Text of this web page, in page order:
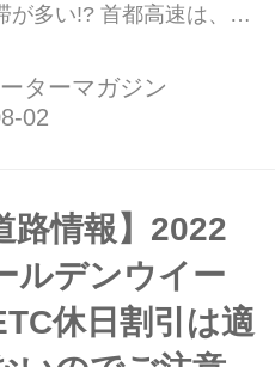
が多い!? 首都高速は、
を参考に、混雑日を避け
い。(タイトル写真はイメ
ターマガジン
路情報】2022
ルデンウイー
休日割引は適